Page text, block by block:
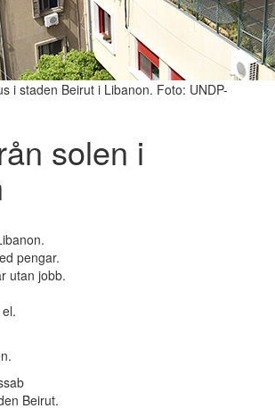
i staden Beirut i Libanon. Foto: UNDP-
solen i
pengar.
utan jobb.
Beirut.